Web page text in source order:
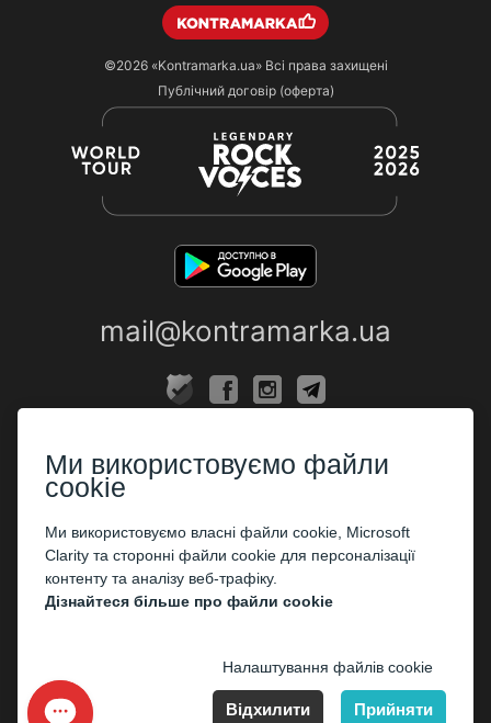
©2026 «Kontramarka.ua»Всі права захищені
Публічний договір (оферта)
mail@kontramarka.ua
Каси
ПАРТНЕРАМ
Організаторам
Корпоративним клієнтам
Ми використовуємо файли
cookie
Ми використовуємо власні файли cookie, Microsoft
Clarity та сторонні файли cookie для персоналізації
контенту та аналізу веб-трафіку.
Дізнайтеся більше про файли cookie
Налаштування файлів cookie
Відхилити Прийняти